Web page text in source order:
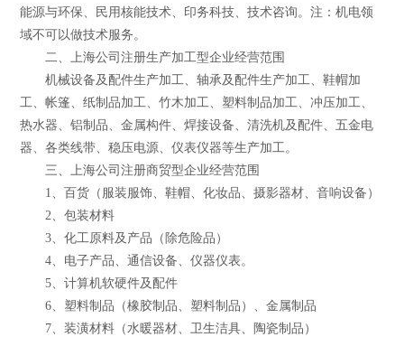
能源与环保、民用核能技术、印务科技、技术咨询。注：机电领
域不可以做技术服务。
二、上海公司注册生产加工型企业经营范围
机械设备及配件生产加工、轴承及配件生产加工、鞋帽加
工、帐篷、纸制品加工、竹木加工、塑料制品加工、冲压加工、
热水器、铝制品、金属构件、焊接设备、清洗机及配件、五金电
器、各类线带、稳压电源、仪表仪器等生产加工。
三、上海公司注册商贸型企业经营范围
1、百货（服装服饰、鞋帽、化妆品、摄影器材、音响设备）
2、包装材料
3、化工原料及产品（除危险品）
4、电子产品、通信设备、仪器仪表。
5、计算机软硬件及配件
6、塑料制品（橡胶制品、塑料制品）、金属制品
7、装潢材料（水暖器材、卫生洁具、陶瓷制品）